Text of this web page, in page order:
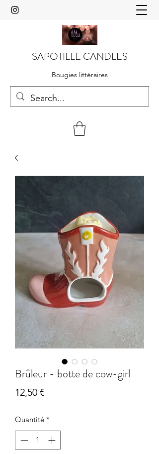
SAPOTILLE CANDLES
Bougies littéraires
Brûleur - botte de cow-girl
12,50 €Prix
Quantité *